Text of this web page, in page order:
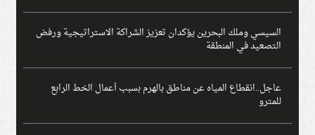
السيسي وملك البحرين يؤكدان تعزيز الشراكة الاستراتيجية ورفض
التصعيد في المنطقة
عاجل..انقطاع المياه عن مناطق بالهرم بسبب أعمال الخط الرابع
للمترو